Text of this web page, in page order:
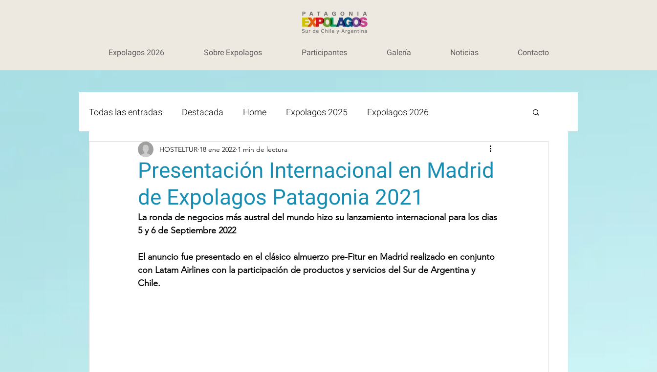
Expolagos 2026 Sobre Expolagos Participantes Galería Noticias Contacto
Todas las entradas Destacada Home Expolagos 2025 Expolagos 2026
Presentación Internacional en Madrid
de Expolagos Patagonia 2021
HOSTELTUR 18 ene 2022 1 min de lectura
La ronda de negocios más austral del mundo hizo su lanzamiento internacional para los dias
5 y 6 de Septiembre 2022
El anuncio fue presentado en el clásico almuerzo pre-Fitur en Madrid realizado en conjunto
con Latam Airlines con la participación de productos y servicios del Sur de Argentina y
Chile.